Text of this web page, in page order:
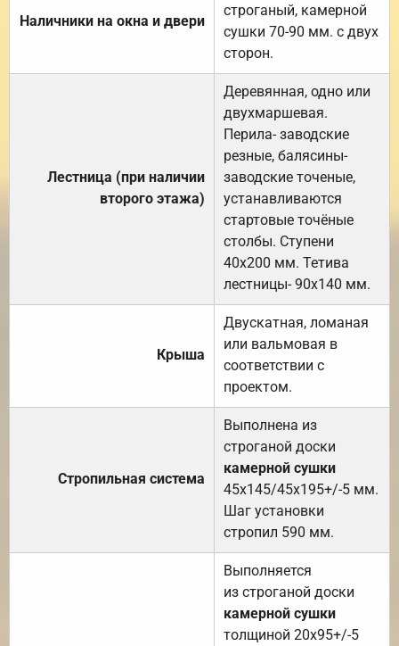
Наличники на окна и двери
строганый, камерной
сушки 70-90 мм. с двух
сторон.
Лестница (при наличии
второго этажа)
Деревянная, одно или
двухмаршевая.
Перила- заводские
резные, балясины-
заводские точеные,
устанавливаются
стартовые точёные
столбы. Ступени
40х200 мм. Тетива
лестницы- 90х140 мм.
Крыша
Двускатная, ломаная
или вальмовая в
соответствии с
проектом.
Стропильная система
Выполнена из
строганой доски
камерной сушки
45х145/45х195+/-5 мм.
Шаг установки
стропил 590 мм.
Выполняется
из строганой доски
камерной сушки
толщиной 20х95+/-5